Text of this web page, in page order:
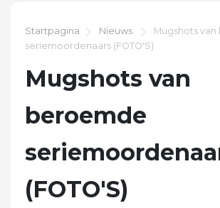
Startpagina Nieuws
Mugshots
seriemoordenaars (FOTO'S)
Mugshots van
beroemde
(FOTO'S)